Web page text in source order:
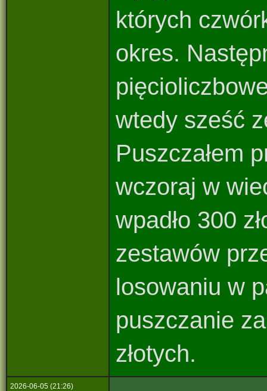
których
okres.
wtedy sześć
Puszczałem
wczoraj w
wpadło 300
zestawów
losowaniu w
puszczanie
złotych.
2026-06-05 (21:26)